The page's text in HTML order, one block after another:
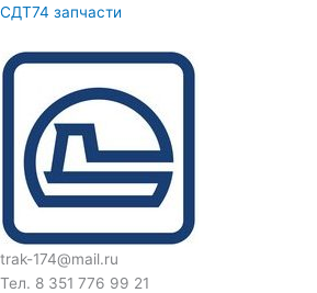
Перейти
содержимому
СДТ74 запчасти
trak-174@mail.ru
Тел. 8 351 776 99 21
Искать: